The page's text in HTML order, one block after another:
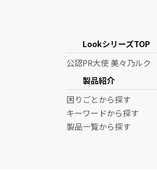
LookシリーズTOP
公認PR大使 美々乃ルク
製品紹介
困りごとから探す
キーワードから探す
製品一覧から探す